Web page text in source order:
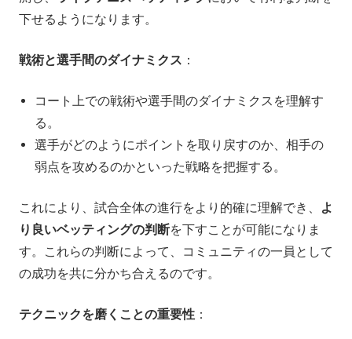
下せるようになります。
戦術と選手間のダイナミクス ：
コート上での戦術や選手間のダイナミクスを理解す
る。
選手がどのようにポイントを取り戻すのか、相手の
弱点を攻めるのかといった戦略を把握する。
これにより、試合全体の進行をより的確に理解でき、
よ
り良いベッティングの判断を下すことが可能になりま
す。これらの判断によって、コミュニティの一員として
の成功を共に分かち合えるのです。
テクニックを磨くことの重要性 ：